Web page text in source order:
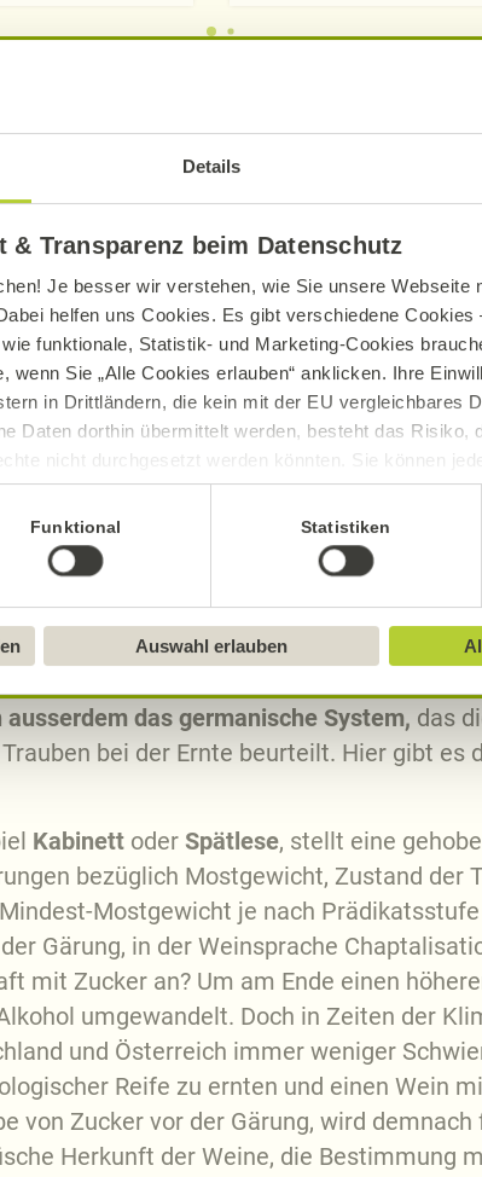
Details
Transparenz beim Datenschutz
Je besser wir verstehen, wie Sie unsere Webseite
helfen uns Cookies. Es gibt verschiedene Cookies
funktionale, Statistik- und Marketing-Cookies
wenn Sie „Alle Cookies erlauben“ anklicken. Ihre
in Drittländern, die kein mit der EU vergleichbares
Daten dorthin übermittelt werden, besteht das Risiko,
nicht durchgesetzt werden könnten. Sie können
widerrufen und Tools deaktivieren. Ausführliche
Impressum
Funktional Statistiken
Auswahl erlauben
Wein g. U. (geschützten Ursprungs) und
steht in der Qualitätspyramide weiter
an die Qualität: zum Beispiel Regeln,
oder Herstellungsmethoden
DOC Chianti entsprechen. Verfehlt
als IGT Toscana deklarieren. Alle Weine
chemischen und organoleptischen
eine amtliche Prüfungsnummer.
nicht als geografische Angabe.
zu den sogenannten Tafelweinen.
das germanische System, das
bei der Ernte beurteilt. Hier gibt es
Kabinett oder Spätlese, stellt eine
bezüglich Mostgewicht, Zustand der
Mostgewicht je nach
Gärung, in der Weinsprache
mit Zucker an? Um am Ende einen
umgewandelt. Doch in Zeiten der
und Österreich immer weniger
Reife zu ernten und einen Wein
von Zucker vor der Gärung, wird
Herkunft der Weine, die Bestimmung